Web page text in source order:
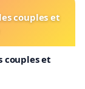
couples et
couples et